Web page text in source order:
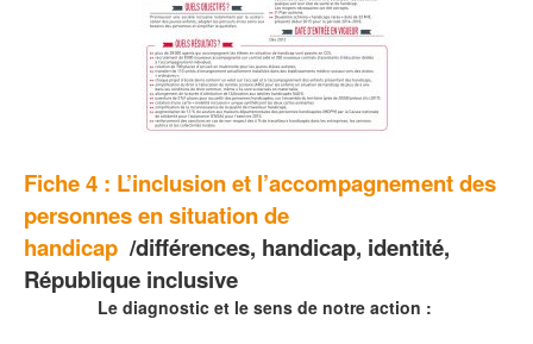
Fiche 4 : L’inclusion et l’accompagnement des
personnes en situation de
handicap /différences, handicap, identité,
République inclusive
Le diagnostic et le sens de notre action :